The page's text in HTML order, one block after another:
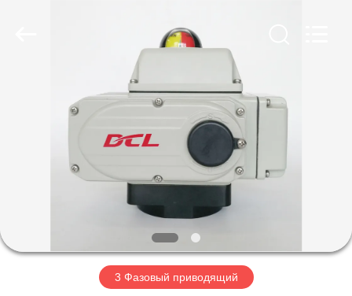
ПРОДУКТЫ
ШОУ
3 Фазовый приводящий